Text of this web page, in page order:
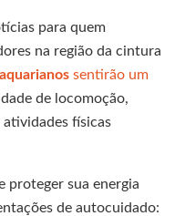
para quem
na região da cintura
aquarianos sentirão um
de locomoção,
físicas
proteger sua energia
de autocuidado: